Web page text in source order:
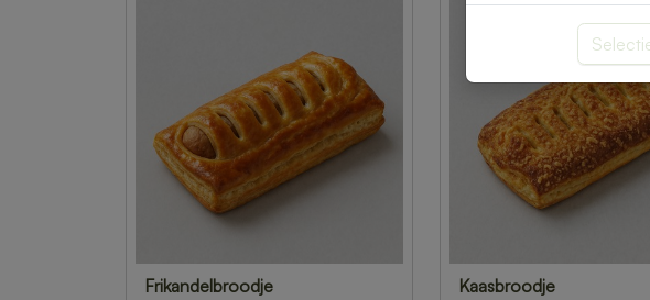
Frikandelbroodje
Kaasbroodje